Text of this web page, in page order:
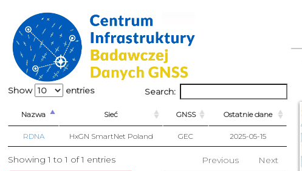
Show entries Search:
Nazwa Sieć GNSS Ostatnie dane
RDNA HxGN SmartNet Poland GEC 2025-05-15
Showing 1 to 1 of 1 entries Previous Next